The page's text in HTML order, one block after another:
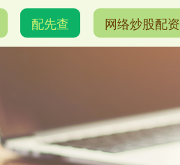
配先查 网络炒股配资